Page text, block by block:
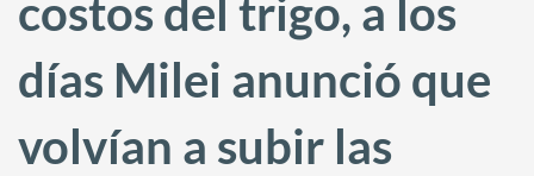
costos del trigo, a los
días Milei anunció que
volvían a subir las